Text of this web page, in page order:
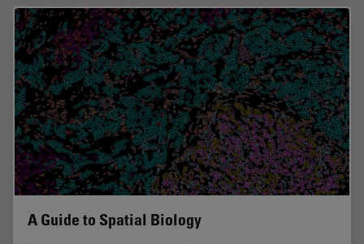
A Guide to Spatial Biology